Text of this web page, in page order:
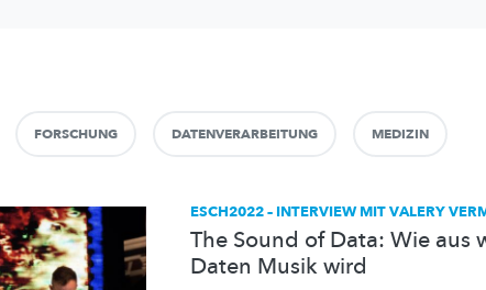
FORSCHUNG DATENVERARBEITUNG MEDIZIN
ESCH2022 – INTERVIEW MIT VALERY
The Sound of Data: Wie aus
Daten Musik wird